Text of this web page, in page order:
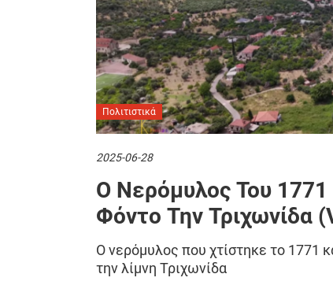
Πολιτιστικά
2025-06-28
Ο Νερόμυλος Του
Φόντο Την Τριχωνίδα
Ο νερόμυλος που χτίστηκε το 1771
την λίμνη Τριχωνίδα